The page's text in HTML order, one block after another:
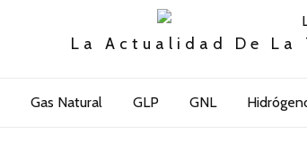
La Actualidad De La
Gas Natural GLP GNL